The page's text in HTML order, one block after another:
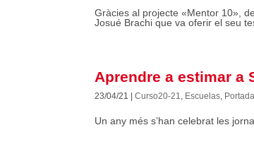
Gràcies al projecte «Mentor 10»,
Josué Brachi que va oferir el seu
Aprendre a estimar a
23/04/21 |Curso20-21, Escuelas, Portada
Un any més s’han celebrat les